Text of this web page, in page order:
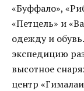
«Буффало»,
«Петцель» и
одежду и
экспедицию
высотное
центр